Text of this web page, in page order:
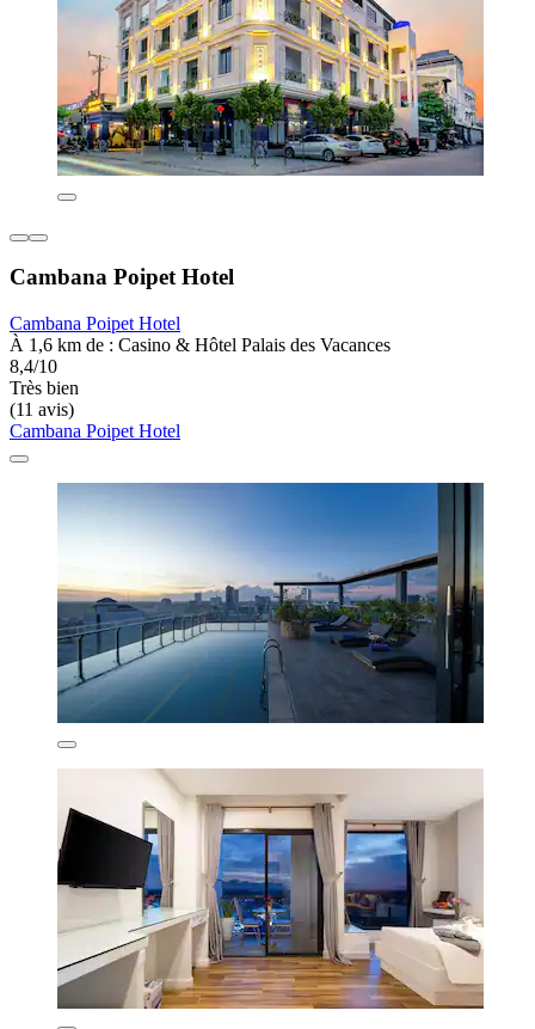
Cambana Poipet Hotel
Cambana Poipet Hotel
À 1,6 km de : Casino & Hôtel Palais des Vacances
8,4/10
Très bien
(11 avis)
Cambana Poipet Hotel